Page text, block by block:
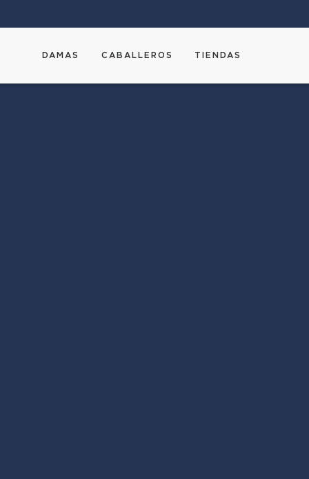
DAMAS CABALLEROS TIENDAS